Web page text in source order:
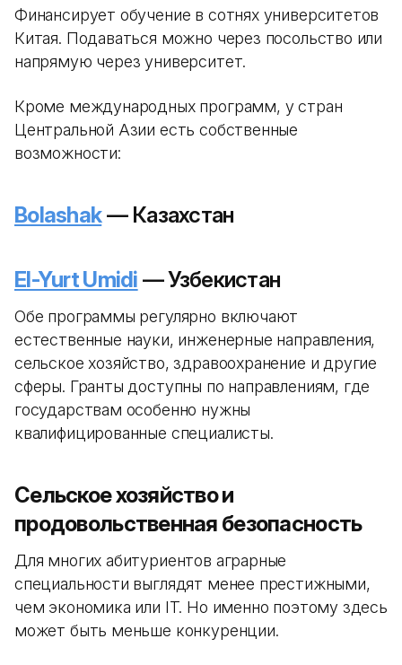
Финансирует обучение в сотнях университетов
Китая. Подаваться можно через посольство или
напрямую через университет.
Кроме международных программ, у стран
Центральной Азии есть собственные
возможности:
Bolashak— Казахстан
El-Yurt Umidi — Узбекистан
Обе программы регулярно включают
естественные науки, инженерные направления,
сельское хозяйство, здравоохранение и другие
сферы. Гранты доступны по направлениям, где
государствам особенно нужны
квалифицированные специалисты.
Сельское хозяйство и
продовольственная безопасность
Для многих абитуриентов аграрные
специальности выглядят менее престижными,
чем экономика или IT. Но именно поэтому здесь
может быть меньше конкуренции.